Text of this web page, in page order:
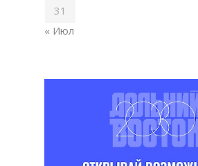
31
« Июл